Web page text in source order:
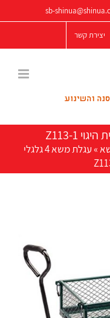
sb-
יצירת קשר
»
עגלת משא 4 גלגלי